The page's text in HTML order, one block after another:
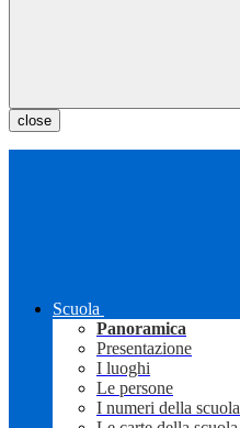
close
Scuola
Panoramica
Presentazione
I luoghi
Le persone
I numeri della scuola